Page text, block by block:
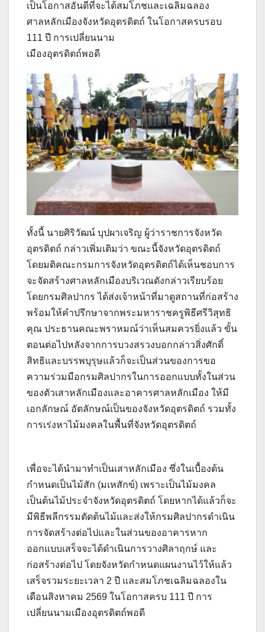
เป็นโอกาสอันดีที่จะได้สมโภชและเฉลิมฉลอง
ศาลหลักเมืองจังหวัดอุตรดิตถ์ ในโอกาสครบรอบ
111 ปี การเปลี่ยนนาม
เมืองอุตรดิตถ์พอดี
ทั้งนี้ นายศิริวัฒน์ บุปผาเจริญ ผู้ว่าราชการจังหวัด
อุตรดิตถ์ กล่าวเพิ่มเติมว่า ขณะนี้จังหวัดอุตรดิตถ์
โดยมติคณะกรมการจังหวัดอุตรดิตถ์ได้เห็นชอบการ
จะจัดสร้างศาลหลักเมืองบริเวณดังกล่าวเรียบร้อย
โดยกรมศิลปากร ได้ส่งเจ้าหน้าที่มาดูสถานที่ก่อสร้าง
พร้อมให้คำปรึกษาจากพระมหาราชครูพิธีศรีวิสุทธิ
คุณ ประธานคณะพราหมณ์ว่าเห็นสมควรยิ่งแล้ว ขั้น
ตอนต่อไปหลังจากการบวงสรวงบอกกล่าวสิ่งศักดิ์
สิทธิและบรรพบุรุษแล้วก็จะเป็นส่วนของการขอ
ความร่วมมือกรมศิลปากรในการออกแบบทั้งในส่วน
ของตัวเสาหลักเมืองและอาคารศาลหลักเมือง ให้มี
เอกลักษณ์ อัตลักษณ์เป็นของจังหวัดอุตรดิตถ์ รวมทั้ง
การเร่งหาไม้มงคลในพื้นที่จังหวัดอุตรดิตถ์
เพื่อจะได้นำมาทำเป็นเสาหลักเมือง ซึ่งในเบื้องต้น
กำหนดเป็นไม้สัก (มเหสักข์) เพราะเป็นไม้มงคล
เป็นต้นไม้ประจำจังหวัดอุตรดิตถ์ โดยหากได้แล้วก็จะ
มีพิธีพลีกรรมตัดต้นไม้และส่งให้กรมศิลปากรดำเนิน
การจัดสร้างต่อไปและในส่วนของอาคารหาก
ออกแบบเสร็จจะได้ดำเนินการวางศิลาฤกษ์ และ
ก่อสร้างต่อไป โดยจังหวัดกำหนดแผนงานไว้ให้แล้ว
เสร็จรวมระยะเวลา 2 ปี และสมโภชเฉลิมฉลองใน
เดือนสิงหาคม 2569 ในโอกาสครบ 111 ปี การ
เปลี่ยนนามเมืองอุตรดิตถ์พอดี